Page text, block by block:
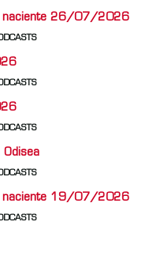
naciente 26/07/2026
Odisea
naciente 19/07/2026